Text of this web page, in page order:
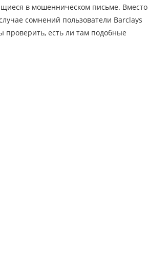
в мошенническом письме. Вместо
сомнений пользователи Barclays
проверить, есть ли там подобные